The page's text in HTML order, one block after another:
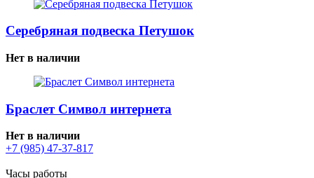
Серебряная подвеска Петушок
Нет в наличии
Браслет Символ интернета
Нет в наличии
+7 (985) 47-37-817
Часы работы